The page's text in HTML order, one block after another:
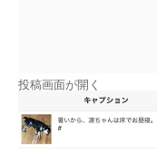
投稿画面が開く